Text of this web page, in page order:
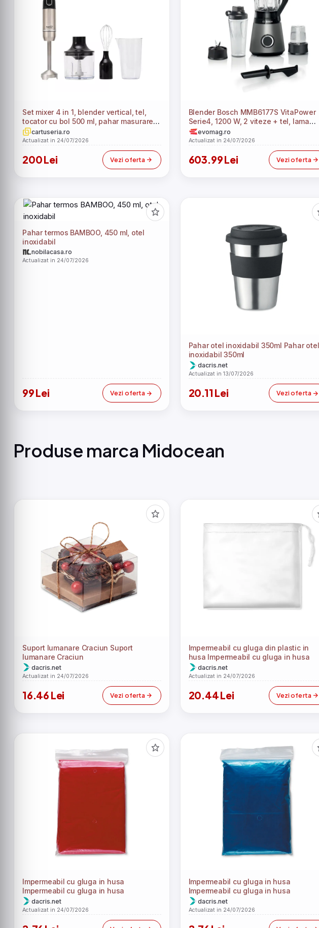
Set mixer 4 in 1, blender vertical, tel,
tocator cu bol 500 ml, pahar masurare
650 ml, cutite otel inoxidabil
cartuseria.ro
Actualizat in 24/07/2026
200 Lei Vezi oferta
Blender Bosch MMB6177S VitaPower
Serie4, 1200 W, 2 viteze + tel, lama
Easy Klick din otel inoxidabil cu 4 aripi,
pahar ThermoSafe rezistent la caldura
de 1,5 l, sticla Tritan ToGo, tocator
universal (Argintiu)
evomag.ro
Actualizat in 24/07/2026
603.99 Lei Vezi oferta
Pahar termos BAMBOO, 450 ml, otel
inoxidabil
nobilacasa.ro
Actualizat in 24/07/2026
99 Lei Vezi oferta
Pahar otel inoxidabil 350ml Pahar otel
inoxidabil 350ml
dacris.net
Actualizat in 13/07/2026
20.11 Lei Vezi oferta
Produse marca Midocean
Suport lumanare Craciun Suport
lumanare Craciun
dacris.net
Actualizat in 24/07/2026
16.46 Lei Vezi oferta
Impermeabil cu gluga din plastic in
husa Impermeabil cu gluga in husa
dacris.net
Actualizat in 24/07/2026
20.44 Lei Vezi oferta
Impermeabil cu gluga in husa
Impermeabil cu gluga in husa
dacris.net
Actualizat in 24/07/2026
Impermeabil cu gluga in husa
Impermeabil cu gluga in husa
dacris.net
Actualizat in 24/07/2026